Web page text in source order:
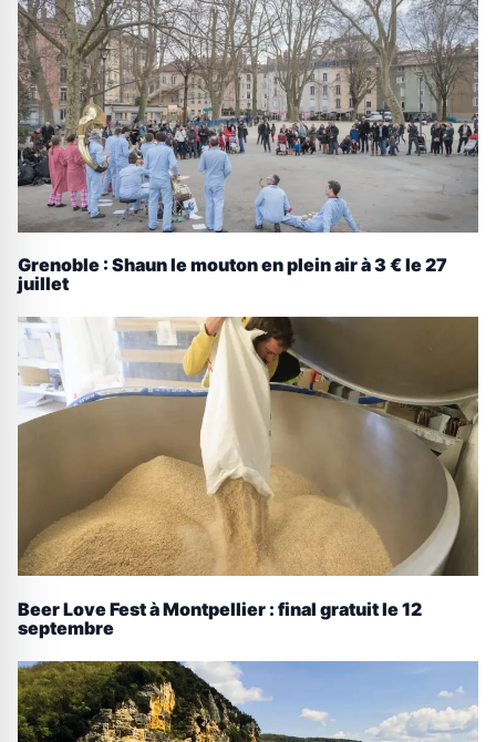
Grenoble : Shaun le mouton en plein air à 3 € le 27
juillet
Beer Love Fest à Montpellier : final gratuit le 12
septembre